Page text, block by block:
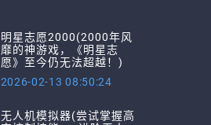
明星志愿2000(2000年风
靡的神游戏，《明星志
愿》至今仍无法超越！)
2026-02-13 08:50:24
无人机模拟器(尝试掌握高